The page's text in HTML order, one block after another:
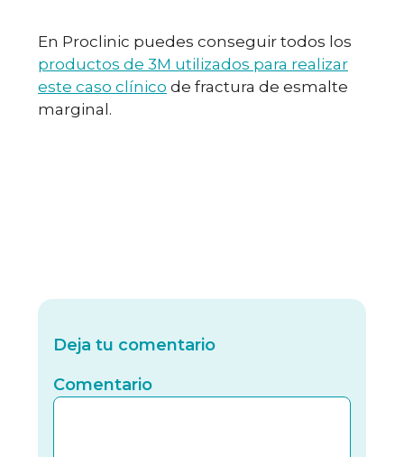
En Proclinic puedes conseguir todos los
productos de 3M utilizados para realizar
este caso clínico de fractura de esmalte
marginal.
Deja tu comentario
Comentario